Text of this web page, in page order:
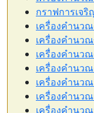
กราฟการเจ
เครื่องคำนว
เครื่องคำนว
เครื่องคำนว
เครื่องคำนว
เครื่องคำนว
เครื่องคำนวณ
เครื่องคำนว